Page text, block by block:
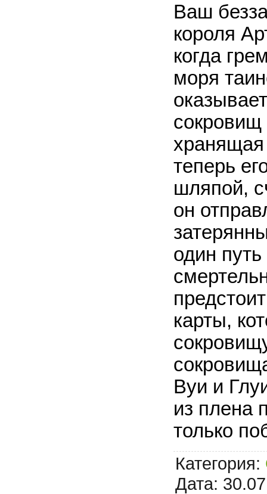
Ваш
короля
когда
моря
сокровищ
хранящая
теперь
шляпой,
он
один
карты,
Вуи и
из плена
только
Категория:
Дата: